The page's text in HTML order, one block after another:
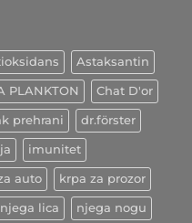
Astaksantin
PLANKTON Chat D'or
prehrani dr.förster
imunitet
auto krpa za prozor
njega lica njega nogu